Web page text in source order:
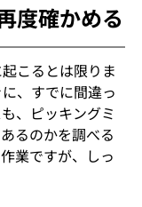
度確かめる
こるとは限りま
、すでに間違っ
、ピッキングミ
るのかを調べる
業ですが、しっ